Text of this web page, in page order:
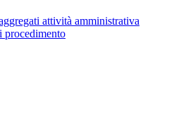
attività amministrativa
procedimento